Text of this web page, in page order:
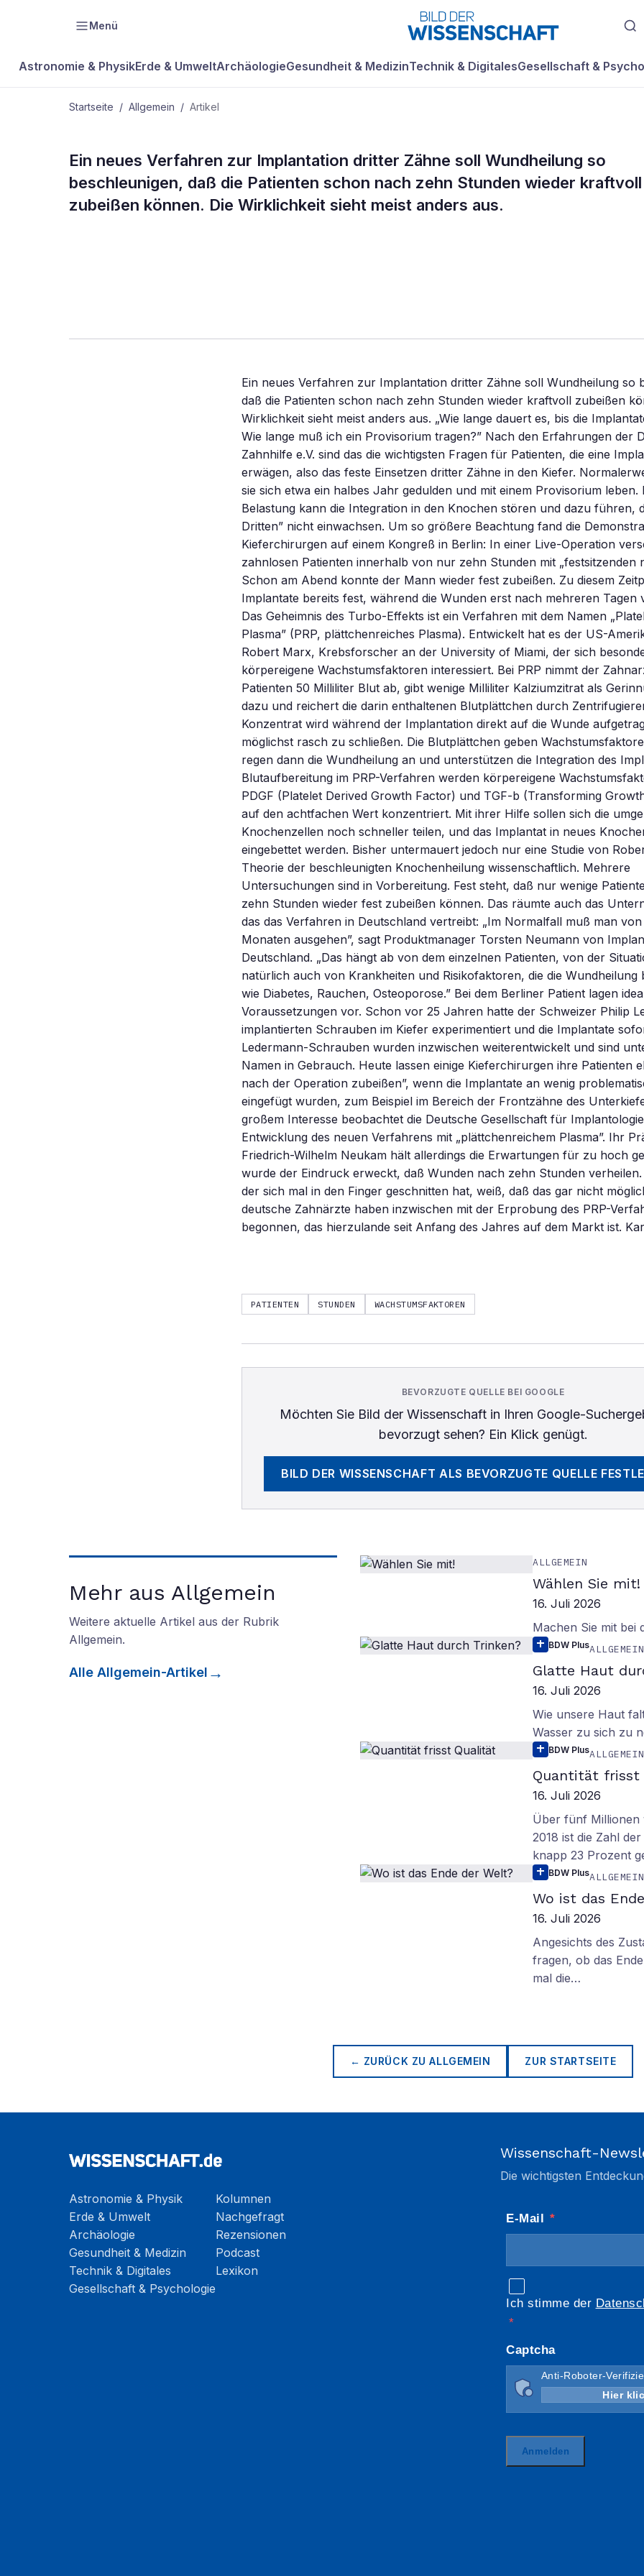
Menü
Astronomie & PhysikErde & UmweltArchäologieGesundheit & MedizinTechnik & DigitalesGesellschaft &
Startseite / Allgemein / Artikel
ALLGEMEIN
Turbo-Heilung durch
Ein neues Verfahren zur Implantation dritter Zähne soll Wundheilung so
beschleunigen, daß die Patienten schon nach zehn Stunden wieder kraftvoll
zubeißen können. Die Wirklichkeit sieht meist anders aus.
Ein neues Verfahren zur Implantation dritter Zähne soll Wundheilung so
daß die Patienten schon nach zehn Stunden wieder kraftvoll zubeißen
Wirklichkeit sieht meist anders aus. „Wie lange dauert es, bis die
Wie lange muß ich ein Provisorium tragen?” Nach den Erfahrungen der
Zahnhilfe e.V. sind das die wichtigsten Fragen für Patienten, die eine
erwägen, also das feste Einsetzen dritter Zähne in den Kiefer.
sie sich etwa ein halbes Jahr gedulden und mit einem Provisorium leben.
Belastung kann die Integration in den Knochen stören und dazu führen,
Dritten” nicht einwachsen. Um so größere Beachtung fand die
Kieferchirurgen auf einem Kongreß in Berlin: In einer Live-Operation
zahnlosen Patienten innerhalb von nur zehn Stunden mit „festsitzenden
Schon am Abend konnte der Mann wieder fest zubeißen. Zu diesem
Implantate bereits fest, während die Wunden erst nach mehreren Tagen
Das Geheimnis des Turbo-Effekts ist ein Verfahren mit dem Namen
Plasma” (PRP, plättchenreiches Plasma). Entwickelt hat es der US-
Robert Marx, Krebsforscher an der University of Miami, der sich
körpereigene Wachstumsfaktoren interessiert. Bei PRP nimmt der
Patienten 50 Milliliter Blut ab, gibt wenige Milliliter Kalziumzitrat als
dazu und reichert die darin enthaltenen Blutplättchen durch
Konzentrat wird während der Implantation direkt auf die Wunde
möglichst rasch zu schließen. Die Blutplättchen geben
regen dann die Wundheilung an und unterstützen die Integration des
Blutaufbereitung im PRP-Verfahren werden körpereigene
PDGF (Platelet Derived Growth Factor) und TGF-b (Transforming
auf den achtfachen Wert konzentriert. Mit ihrer Hilfe sollen sich die
Knochenzellen noch schneller teilen, und das Implantat in neues
eingebettet werden. Bisher untermauert jedoch nur eine Studie von
Theorie der beschleunigten Knochenheilung wissenschaftlich. Mehrere
Untersuchungen sind in Vorbereitung. Fest steht, daß nur wenige
zehn Stunden wieder fest zubeißen können. Das räumte auch das
das das Verfahren in Deutschland vertreibt: „Im Normalfall muß man
Monaten ausgehen”, sagt Produktmanager Torsten Neumann von
Deutschland. „Das hängt ab von dem einzelnen Patienten, von der
natürlich auch von Krankheiten und Risikofaktoren, die die Wundheilung
wie Diabetes, Rauchen, Osteoporose.” Bei dem Berliner Patient lagen
Voraussetzungen vor. Schon vor 25 Jahren hatte der Schweizer Philip
implantierten Schrauben im Kiefer experimentiert und die Implantate
Ledermann-Schrauben wurden inzwischen weiterentwickelt und sind
Namen in Gebrauch. Heute lassen einige Kieferchirurgen ihre Patienten
nach der Operation zubeißen”, wenn die Implantate an wenig
eingefügt wurden, zum Beispiel im Bereich der Frontzähne des
großem Interesse beobachtet die Deutsche Gesellschaft für
Entwicklung des neuen Verfahrens mit „plättchenreichem Plasma”. Ihr
Friedrich-Wilhelm Neukam hält allerdings die Erwartungen für zu hoch
wurde der Eindruck erweckt, daß Wunden nach zehn Stunden
der sich mal in den Finger geschnitten hat, weiß, daß das gar nicht
deutsche Zahnärzte haben inzwischen mit der Erprobung des PRP-
begonnen, das hierzulande seit Anfang des Jahres auf dem Markt ist.
PATIENTEN STUNDEN WACHSTUMSFAKTOREN
BEVORZUGTE QUELLE BEI GOOGLE
Möchten Sie Bild der Wissenschaftin Ihren Google-
bevorzugt sehen? Ein Klick genügt.
BILD DER WISSENSCHAFT ALS BEVORZUGTE QUELLE
Mehr aus Allgemein
Weitere aktuelle Artikel aus der Rubrik
Allgemein.
Alle Allgemein-Artikel
ALLGEMEIN
Wählen Sie mit!
16. Juli 2026
Machen Sie mit bei
BDW PlusALLGEMEIN
Glatte Haut
16. Juli 2026
Wie unsere Haut
Wasser zu sich zu
BDW PlusALLGEMEIN
Quantität frisst
16. Juli 2026
Über fünf Millionen
2018 ist die Zahl
knapp 23 Prozent
BDW PlusALLGEMEIN
Wo ist das
16. Juli 2026
Angesichts des
fragen, ob das
mal die…
← ZURÜCK ZUALLGEMEIN ZUR STARTSEITE
Astronomie & Physik
Erde & Umwelt
Archäologie
Gesundheit & Medizin
Technik & Digitales
Gesellschaft & Psychologie
Kolumnen
Nachgefragt
Rezensionen
Podcast
Lexikon
Wissenschaft-
Die wichtigsten